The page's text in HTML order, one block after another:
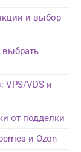
и выбор
VPS/VDS и
от подделки
и Ozon